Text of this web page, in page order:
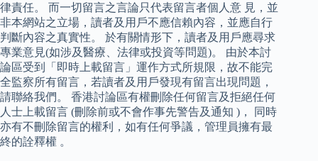
律責任。 而一切留言之言論只代表留言者個人意 見，並
非本網站之立場，讀者及用戶不應信賴內容，並應自行
判斷內容之真實性。 於有關情形下，讀者及用戶應尋求
專業意見(如涉及醫療、法律或投資等問題)。 由於本討
論區受到「即時上載留言」運作方式所規限，故不能完
全監察所有留言，若讀者及用戶發現有留言出現問題，
請聯絡我們。 香港討論區有權刪除任何留言及拒絕任何
人士上載留言 (刪除前或不會作事先警告及通知 )， 同時
亦有不刪除留言的權利，如有任何爭議，管理員擁有最
終的詮釋權 。